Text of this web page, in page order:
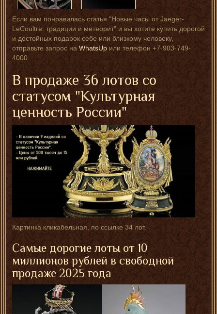
Если вам понравилась статья "Новые часы от Jaeger-
LeCoultre: традиции и метеорит" и вы хотите купить дорогой
и достойных подарок себе или близкому человеку,
отправьте запрос на WhatsUpили телефон +7-903-749-
4000.
В продаже 36 лотов со
статусом "Культурная
ценность России"
Картинка кликабельная, по ссылке 34 лот.
Самые дорогие лоты от 10
миллионов рублей в свободной
продаже 2025 года